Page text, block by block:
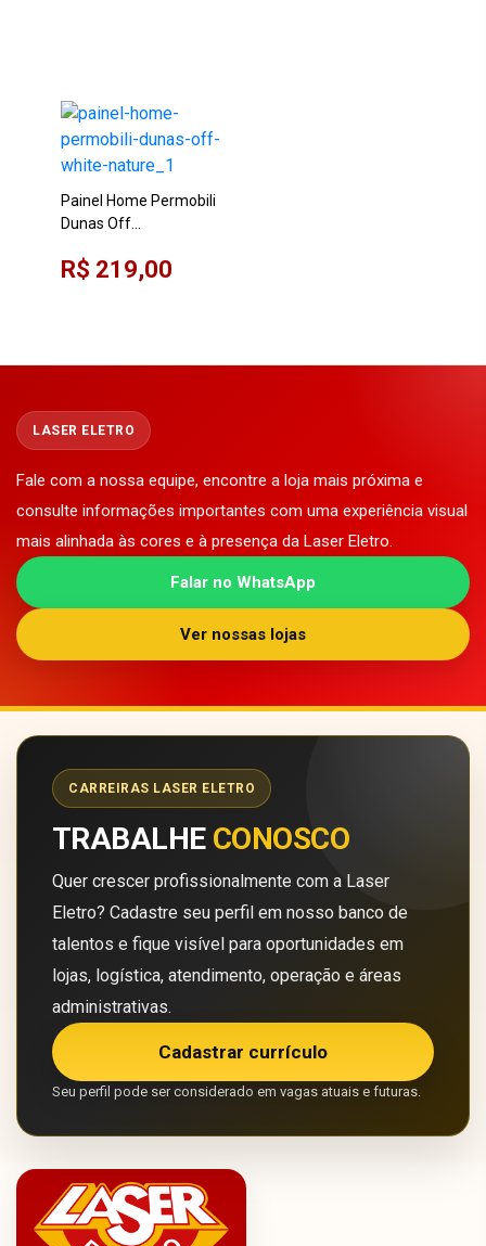
Painel Home Permobili
Dunas Off
R$ 219,00
LASER ELETRO
Fale com a nossa equipe, encontre a loja mais próxima e
consulte informações importantes com uma experiência visual
mais alinhada às cores e à presença da Laser Eletro.
Falar no WhatsApp
Ver nossas lojas
CARREIRAS LASER ELETRO
TRABALHE CONOSCO
Quer crescer profissionalmente com a Laser
Eletro? Cadastre seu perfil em nosso banco de
talentos e fique visível para oportunidades em
lojas, logística, atendimento, operação e áreas
administrativas.
Cadastrar currículo
Seu perfil pode ser considerado em vagas atuais e futuras.